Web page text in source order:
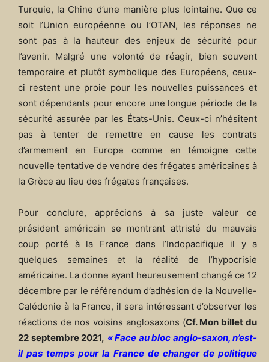
Turquie, la Chine d’une manière plus lointaine. Que ce
soit l’Union européenne ou l’OTAN, les réponses ne
sont pas à la hauteur des enjeux de sécurité pour
l’avenir. Malgré une volonté de réagir, bien souvent
temporaire et plutôt symbolique des Européens, ceux-
ci restent une proie pour les nouvelles puissances et
sont dépendants pour encore une longue période de la
sécurité assurée par les États-Unis. Ceux-ci n’hésitent
pas à tenter de remettre en cause les contrats
d’armement en Europe comme en témoigne cette
nouvelle tentative de vendre des frégates américaines à
la Grèce au lieu des frégates françaises.
Pour conclure, apprécions à sa juste valeur ce
président américain se montrant attristé du mauvais
coup porté à la France dans l’Indopacifique il y a
quelques semaines et la réalité de l’hypocrisie
américaine. La donne ayant heureusement changé ce 12
décembre par le référendum d’adhésion de la Nouvelle-
Calédonie à la France, il sera intéressant d’observer les
réactions de nos voisins anglosaxons (Cf. Mon billet du
22 septembre 2021, « Face au bloc anglo-saxon, n’est-
il pas temps pour la France de changer de politique